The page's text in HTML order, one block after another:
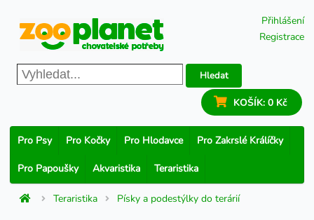
Přihlášení
Registrace
Hledat
KOŠÍK: 0 Kč
Pro Psy Pro Kočky Pro Hlodavce Pro Zakrslé Králíčky
Pro Papoušky Akvaristika Teraristika
Teraristika Písky a podestýlky do terárií